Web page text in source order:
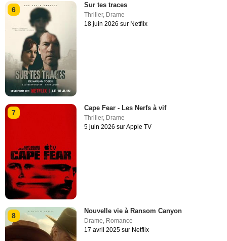
6
Sur tes traces
Thriller, Drame
18 juin 2026 sur Netflix
7
Cape Fear - Les Nerfs à vif
Thriller, Drame
5 juin 2026 sur Apple TV
8
Nouvelle vie à Ransom Canyon
Drame, Romance
17 avril 2025 sur Netflix